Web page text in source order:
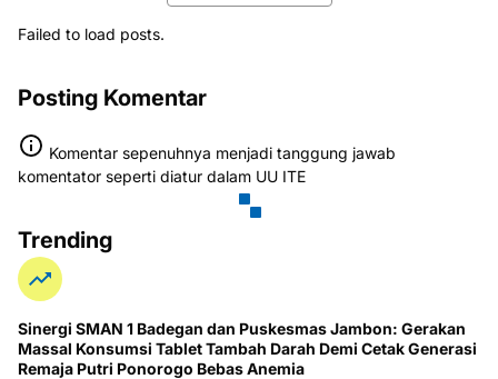
Failed to load posts.
Posting Komentar
Komentar sepenuhnya menjadi tanggung jawab
komentator seperti diatur dalam UU ITE
Trending
Sinergi SMAN 1 Badegan dan Puskesmas Jambon: Gerakan
Massal Konsumsi Tablet Tambah Darah Demi Cetak Generasi
Remaja Putri Ponorogo Bebas Anemia